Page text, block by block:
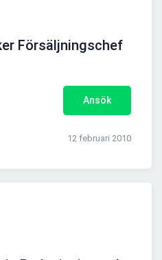
Försäljningschef
Ansök
12 februari 2010